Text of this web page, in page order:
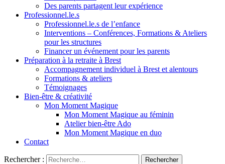
Des parents partagent leur expérience
Professionnel.le.s
Professionnel.le.s de l’enfance
Interventions – Conférences, Formations & Ateliers
pour les structures
Financer un événement pour les parents
Préparation à la retraite à Brest
Accompagnement individuel à Brest et alentours
Formations & ateliers
Témoignages
Bien-être & créativité
Mon Moment Magique
Mon Moment Magique au féminin
Atelier bien-être Ado
Mon Moment Magique en duo
Contact
Rechercher :